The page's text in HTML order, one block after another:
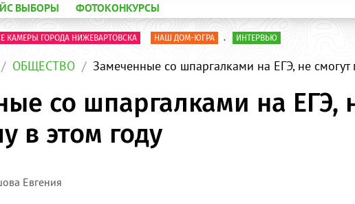
ВЫБОРЫ ФОТОКОНКУРСЫ
КАМЕРЫ ГОРОДА НИЖЕВАРТОВСКА НАШ ДОМ-ЮГРА . ИНТЕРВЬЮ
ОБЩЕСТВО Замеченные со шпаргалками на ЕГЭ, не смогут
со шпаргалками на ЕГЭ,
в этом году
Евгения